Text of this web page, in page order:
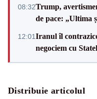
08:32Trump,
de pace: „Ultima
12:01Iranul îl
negociem cu
Distribuie articolul